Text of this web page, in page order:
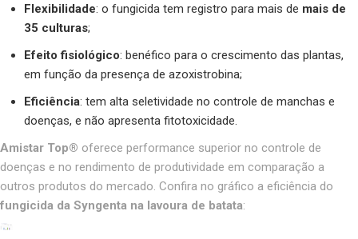
Flexibilidade: o fungicida tem registro para mais de mais de
35 culturas;
Efeito fisiológico: benéfico para o crescimento das plantas,
em função da presença de azoxistrobina;
Eficiência: tem alta seletividade no controle de manchas e
doenças, e não apresenta fitotoxicidade.
Amistar Top® oferece performance superior no controle de
doenças e no rendimento de produtividade em comparação a
outros produtos do mercado. Confira no gráfico a eficiência do
fungicida da Syngenta na lavoura de batata: